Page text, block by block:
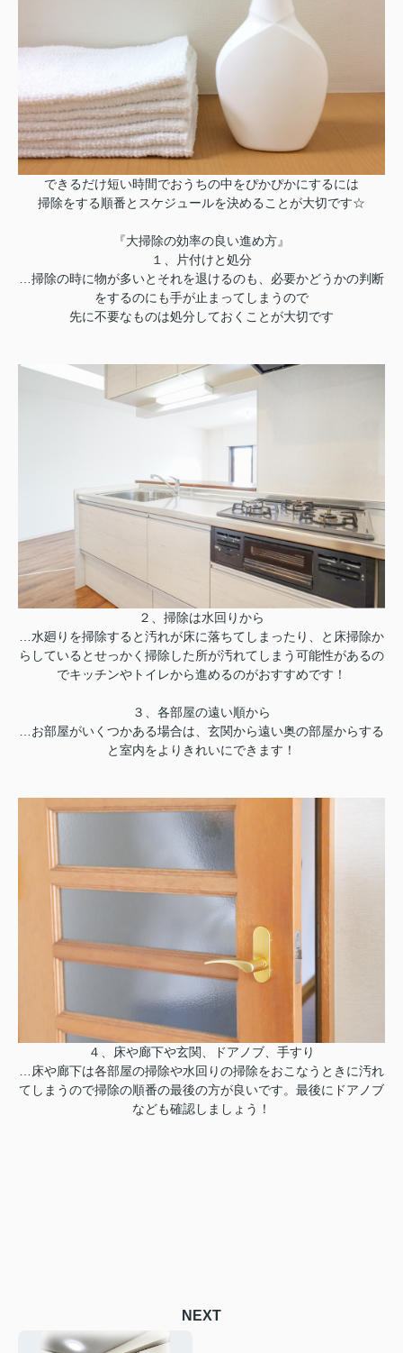
できるだけ短い時間でおうちの中をぴかぴかにするには
掃除をする順番とスケジュールを決めることが大切です☆
『大掃除の効率の良い進め方』
１、片付けと処分
…掃除の時に物が多いとそれを退けるのも、必要かどうかの判断
をするのにも手が止まってしまうので
先に不要なものは処分しておくことが大切です
２、掃除は水回りから
…水廻りを掃除すると汚れが床に落ちてしまったり、と床掃除か
らしているとせっかく掃除した所が汚れてしまう可能性があるの
でキッチンやトイレから進めるのがおすすめです！
３、各部屋の遠い順から
…お部屋がいくつかある場合は、玄関から遠い奥の部屋からする
と室内をよりきれいにできます！
４、床や廊下や玄関、ドアノブ、手すり
…床や廊下は各部屋の掃除や水回りの掃除をおこなうときに汚れ
てしまうので掃除の順番の最後の方が良いです。最後にドアノブ
なども確認しましょう！
NEXT